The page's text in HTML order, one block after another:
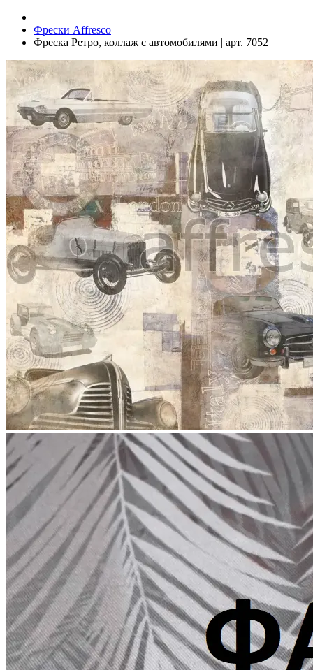
Фрески Affresco
Фреска Ретро, коллаж с автомобилями | арт. 7052